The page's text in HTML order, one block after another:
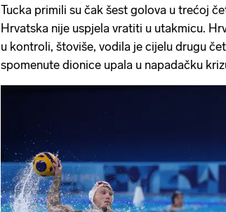
Tucka primili su čak šest golova u trećoj
Hrvatska nije uspjela vratiti u utakmicu.
u kontroli, štoviše, vodila je cijelu drugu
spomenute dionice upala u napadačku